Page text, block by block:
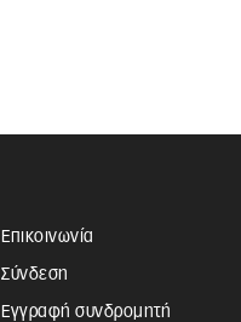
Επικοινωνία
Σύνδεση
Εγγραφή συνδρομητή